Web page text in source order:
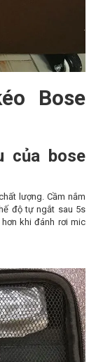
Bose
của bose
lượng. Cầm nắm
độ tự ngắt sau 5s
khi đánh rơi mic